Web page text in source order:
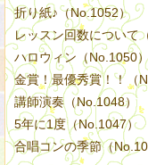
折り紙♪（No.1052）
レッスン回数について
ハロウィン（No.1050
金賞！最優秀賞！！（
講師演奏（No.1048）
5年に1度（No.1047）
合唱コンの季節（